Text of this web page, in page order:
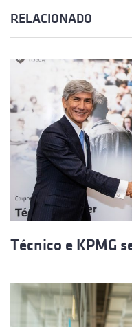
RELACIONADO
Técnico e KPMG